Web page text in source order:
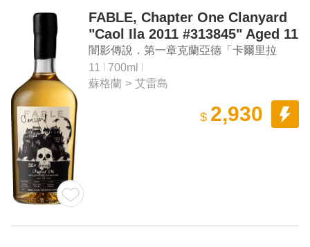
FABLE, Chapter One Clanyard
"Caol Ila 2011 #313845" Aged 11
Years Single Malt Scotch
Whisky
闇影傳說．第一章克蘭亞德「卡爾里拉
2011 #313845」11年單一麥芽蘇格蘭威士
忌
11
700ml
蘇格蘭 > 艾雷島
$ 2,930